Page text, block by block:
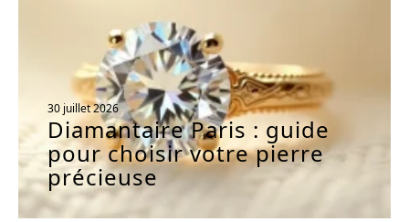
30 juillet 2026
Diamantaire Paris : guide
pour choisir votre pierre
précieuse